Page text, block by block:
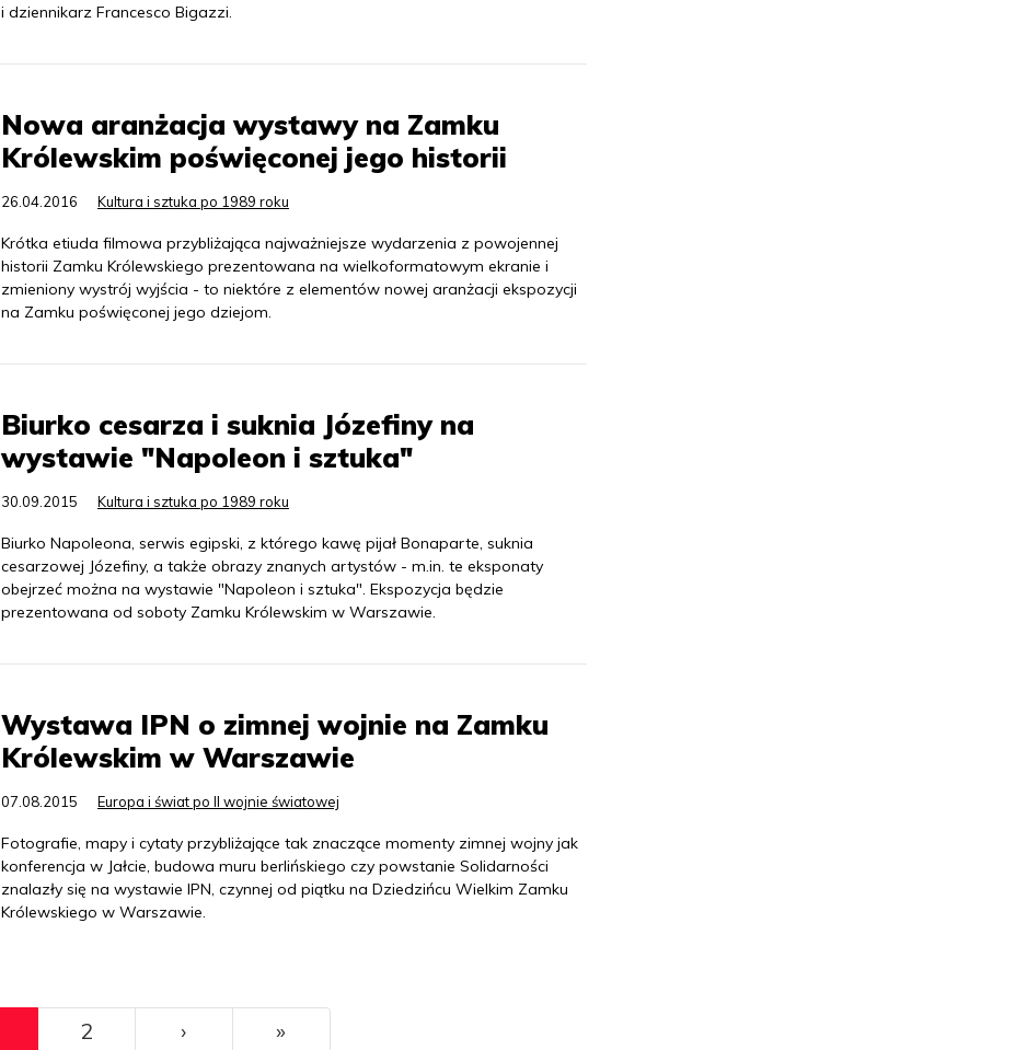
i dziennikarz Francesco Bigazzi.
Nowa aranżacja wystawy na Zamku
Królewskim poświęconej jego historii
26.04.2016 Kultura i sztuka po 1989 roku
Krótka etiuda filmowa przybliżająca najważniejsze wydarzenia z powojennej
historii Zamku Królewskiego prezentowana na wielkoformatowym ekranie i
zmieniony wystrój wyjścia - to niektóre z elementów nowej aranżacji ekspozycji
na Zamku poświęconej jego dziejom.
Biurko cesarza i suknia Józefiny na
wystawie "Napoleon i sztuka"
30.09.2015 Kultura i sztuka po 1989 roku
Biurko Napoleona, serwis egipski, z którego kawę pijał Bonaparte, suknia
cesarzowej Józefiny, a także obrazy znanych artystów - m.in. te eksponaty
obejrzeć można na wystawie "Napoleon i sztuka". Ekspozycja będzie
prezentowana od soboty Zamku Królewskim w Warszawie.
Wystawa IPN o zimnej wojnie na Zamku
Królewskim w Warszawie
07.08.2015 Europa i świat po II wojnie światowej
Fotografie, mapy i cytaty przybliżające tak znaczące momenty zimnej wojny jak
konferencja w Jałcie, budowa muru berlińskiego czy powstanie Solidarności
znalazły się na wystawie IPN, czynnej od piątku na Dziedzińcu Wielkim Zamku
Królewskiego w Warszawie.
2 ››› »Ostatni